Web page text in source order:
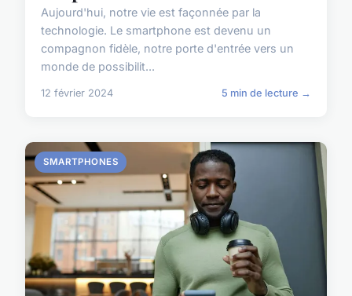
Aujourd'hui, notre vie est façonnée par la
technologie. Le smartphone est devenu un
compagnon fidèle, notre porte d'entrée vers un
monde de possibilit...
12 février 2024 5 min de lecture →
SMARTPHONES